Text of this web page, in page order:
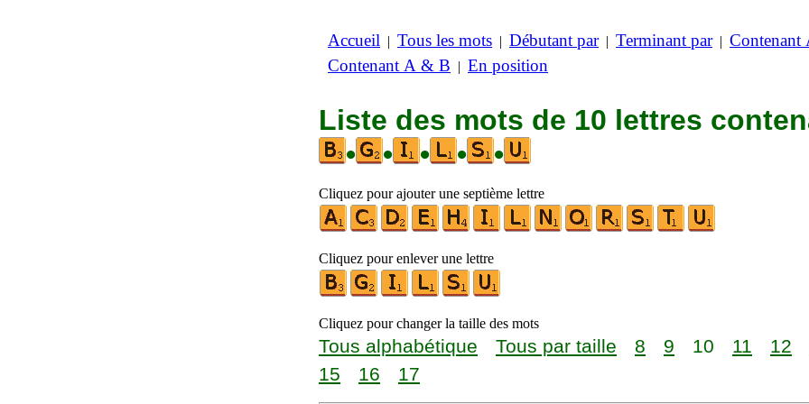
Accueil | Tous les mots | Débutant par| Terminant par| Contenant
Contenant A & B | En position
Liste des mots de 10 lettres
•
• • • •
Cliquez pour ajouter une septième lettre
Cliquez pour enlever une lettre
Cliquez pour changer la taille des mots
Tous alphabétique Tous par taille 8 9 10 11 12
15
16 17